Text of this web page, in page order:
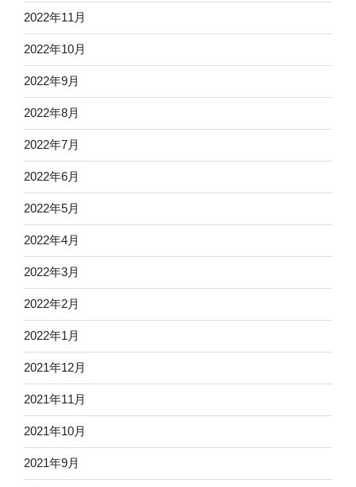
2022年11月
2022年10月
2022年9月
2022年8月
2022年7月
2022年6月
2022年5月
2022年4月
2022年3月
2022年2月
2022年1月
2021年12月
2021年11月
2021年10月
2021年9月